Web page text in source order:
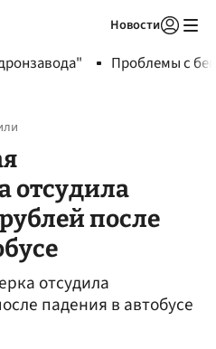
Новости
Проблемы с
отсудила
после
отсудила
падения в автобусе